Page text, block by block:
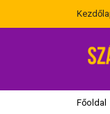
Itt vagy
Főoldal